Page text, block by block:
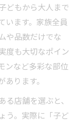
どもから大人まで
います。家族全員
や品数だけでな
度も大切なポイン
ンなど多彩な部位
ります。
店舗を選ぶと、
う。実際に「子ど